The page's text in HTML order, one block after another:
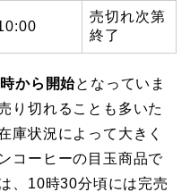
売切れ次第
終了
から開始となっていま
り切れることも多いた
庫状況によって大きく
コーヒーの目玉商品で
、10時30分頃には完売